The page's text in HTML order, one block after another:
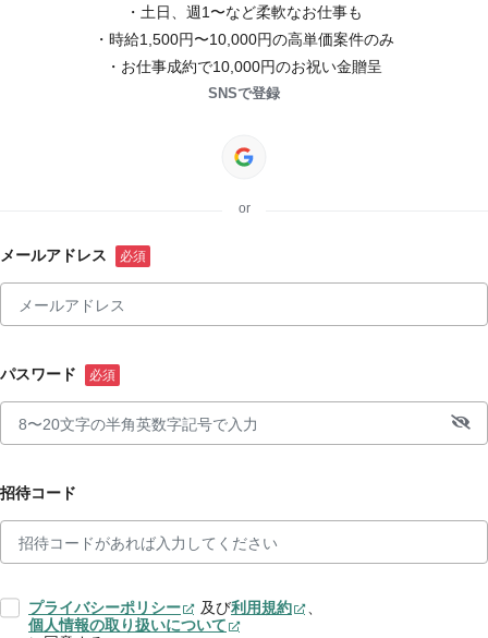
・土日、週1〜など柔軟なお仕事も
・時給1,500円〜10,000円の高単価案件のみ
・お仕事成約で10,000円のお祝い金贈呈
SNSで登録
or
メールアドレス
パスワード
招待コード
プライバシーポリシー 及び利用規約
、
個人情報の取り扱いについて